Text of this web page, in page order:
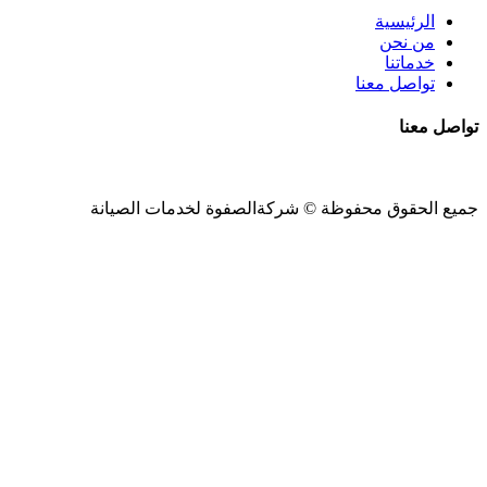
الرئيسية
من نحن
خدماتنا
تواصل معنا
تواصل معنا
جميع الحقوق محفوظة © شركةالصفوة لخدمات الصيانة